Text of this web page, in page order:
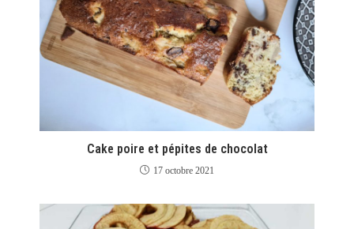
Cake poire et pépites de chocolat
17 octobre 2021